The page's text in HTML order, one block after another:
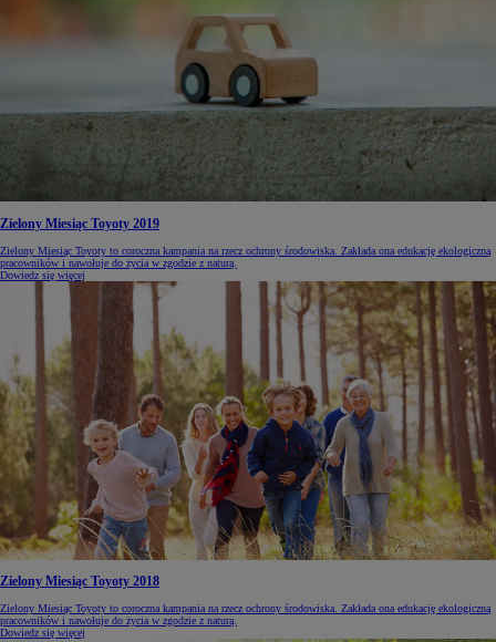
Zielony Miesiąc Toyoty 2019
Zielony Miesiąc Toyoty to coroczna kampania na rzecz ochrony środowiska. Zakłada ona edukację ekologiczną
pracowników i nawołuje do życia w zgodzie z naturą.
Dowiedz się więcej
Zielony Miesiąc Toyoty 2018
Zielony Miesiąc Toyoty to coroczna kampania na rzecz ochrony środowiska. Zakłada ona edukację ekologiczną
pracowników i nawołuje do życia w zgodzie z naturą.
Dowiedz się więcej